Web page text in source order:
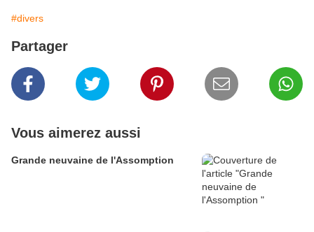
#divers
Partager
Vous aimerez aussi
Grande neuvaine de l'Assomption